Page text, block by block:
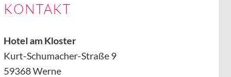
KONTAKT
Hotel am Kloster
Kurt-Schumacher-Straße 9
59368 Werne